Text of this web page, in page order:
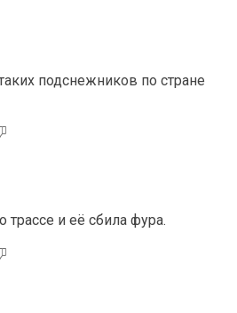
подснежников по стране
и её сбила фура.